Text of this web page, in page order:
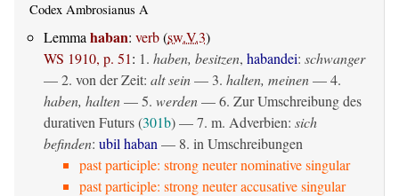
Codex Ambrosianus A
Lemma haban: verb(sw.V.3)
WS 1910, p. 51: 1. haben, besitzen, habandei: schwanger
— 2. von der Zeit: alt sein— 3. halten, meinen— 4.
haben, halten— 5. werden— 6. Zur Umschreibung des
durativen Futurs (301b) — 7. m. Adverbien: sich
befinden: ubil haban — 8. in Umschreibungen
past participle: strong neuter nominative singular
past participle: strong neuter accusative singular